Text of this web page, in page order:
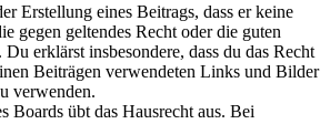
Erstellung eines Beitrags, dass er keine
gegen geltendes Recht oder die guten
Du erklärst insbesondere, dass du das Recht
Beiträgen verwendeten Links und Bilder
verwenden.
Boards übt das Hausrecht aus. Bei